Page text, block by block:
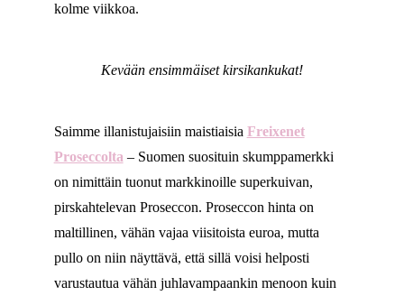
kolme viikkoa.
Kevään ensimmäiset kirsikankukat!
Saimme illanistujaisiin maistiaisia Freixenet
Proseccolta – Suomen suosituin skumppamerkki
on nimittäin tuonut markkinoille superkuivan,
pirskahtelevan Proseccon. Proseccon hinta on
maltillinen, vähän vajaa viisitoista euroa, mutta
pullo on niin näyttävä, että sillä voisi helposti
varustautua vähän juhlavampaankin menoon kuin